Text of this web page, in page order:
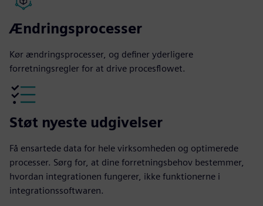
Ændringsprocesser
Kør ændringsprocesser, og definer yderligere
forretningsregler for at drive procesflowet.
Støt nyeste udgivelser
Få ensartede data for hele virksomheden og optimerede
processer. Sørg for, at dine forretningsbehov bestemmer,
hvordan integrationen fungerer, ikke funktionerne i
integrationssoftwaren.